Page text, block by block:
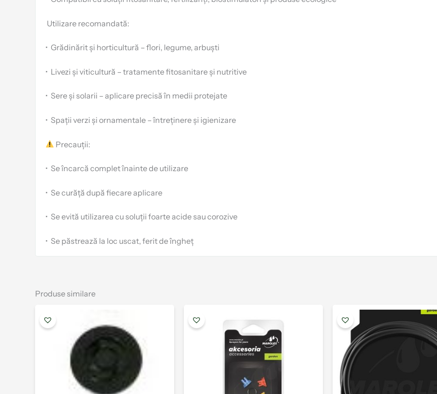
️ Utilizare recomandată:
• Grădinărit și horticultură – flori, legume, arbuști
• Livezi și viticultură – tratamente fitosanitare și nutritive
• Sere și solarii – aplicare precisă în medii protejate
• Spații verzi și ornamentale – întreținere și igienizare
Precauții:
• Se încarcă complet înainte de utilizare
• Se curăță după fiecare aplicare
• Se evită utilizarea cu soluții foarte acide sau corozive
• Se păstrează la loc uscat, ferit de îngheț
Produse similare